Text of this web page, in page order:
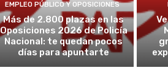
EMPLEO PÚBLICO Y OPOSICIONES
Más de 2.800 plazas en las
Oposiciones 2026 de Policía
Nacional: te quedan pocos
días para apuntarte